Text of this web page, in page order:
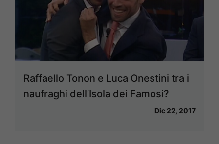
Raffaello Tonon e Luca Onestini tra i
naufraghi dell’Isola dei Famosi?
Dic 22, 2017